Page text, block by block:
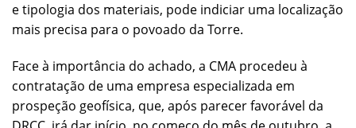
e tipologia dos materiais, pode indiciar uma localização
mais precisa para o povoado da Torre.
Face à importância do achado, a CMA procedeu à
contratação de uma empresa especializada em
prospeção geofísica, que, após parecer favorável da